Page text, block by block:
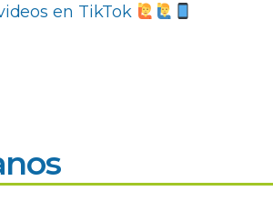
en TikTok